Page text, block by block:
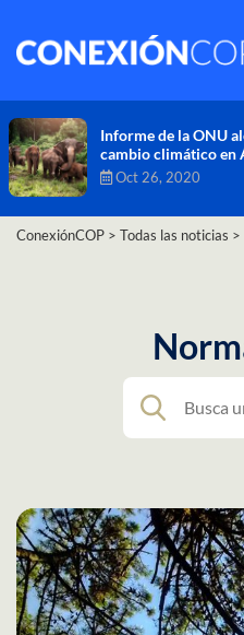
Comisión de Alto
nueva ambición
Dic 16, 2020
ConexiónCOP > Todas las noticias >